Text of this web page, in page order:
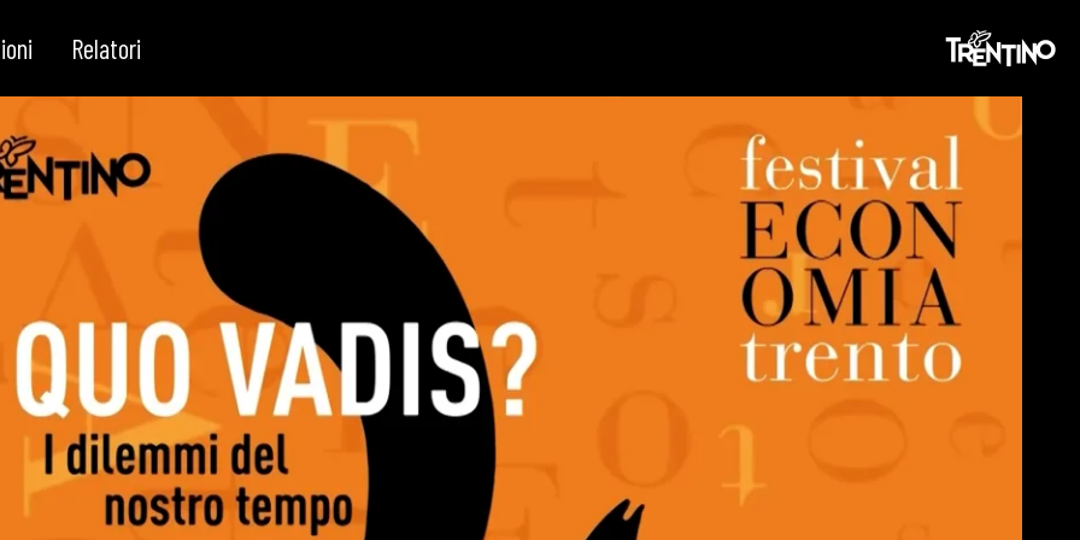
artificiale sull’identità artigiana
Relatori